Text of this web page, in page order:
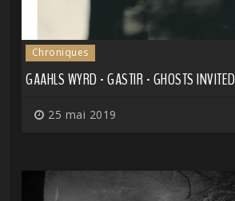
Chroniques
GAAHLS WYRD - GASTIR - GHOSTS INVITED
25 mai 2019